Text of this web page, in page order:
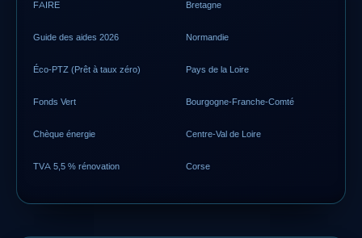
FAIRE
Guide des aides 2026
Éco-PTZ (Prêt à taux zéro)
Fonds Vert
Chèque énergie
TVA 5,5 % rénovation
Bretagne
Normandie
Pays de la Loire
Bourgogne-Franche-Comté
Centre-Val de Loire
Corse